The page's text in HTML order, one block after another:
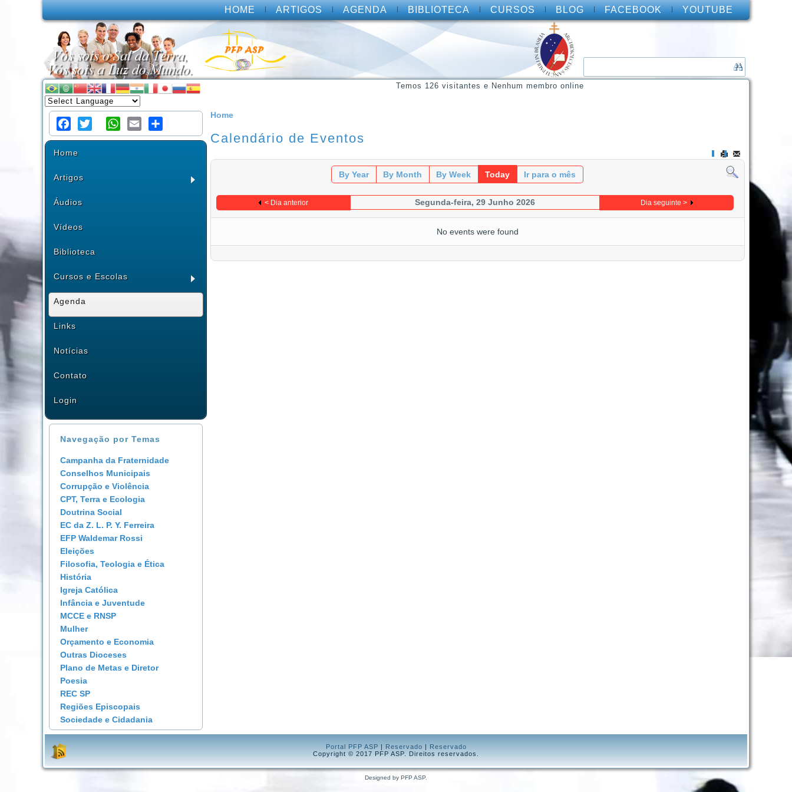
HOME ARTIGOS AGENDA BIBLIOTECA CURSOS BLOG FACEBOOK YOUTUBE
Temos 126 visitantes e Nenhum membro online
Facebook
TwitterWhatsApp
EmailShare
Home
Artigos
Áudios
Vídeos
Biblioteca
Cursos e Escolas
Agenda
Links
Notícias
Contato
Login
Navegação por Temas
Campanha da Fraternidade
Conselhos Municipais
Corrupção e Violência
CPT, Terra e Ecologia
Doutrina Social
EC da Z. L. P. Y. Ferreira
EFP Waldemar Rossi
Eleições
Filosofia, Teologia e Ética
História
Igreja Católica
Infância e Juventude
MCCE e RNSP
Mulher
Orçamento e Economia
Outras Dioceses
Plano de Metas e Diretor
Poesia
REC SP
Regiões Episcopais
Sociedade e Cidadania
Home
Calendário de Eventos
By Year By Month By Week Today Ir para o mês
< Dia anterior Segunda-feira, 29 Junho 2026 Dia seguinte >
No events were found
Portal PFP ASP | Reservado | Reservado
Copyright © 2017 PFP ASP. Direitos reservados.
Designed by PFP ASP.